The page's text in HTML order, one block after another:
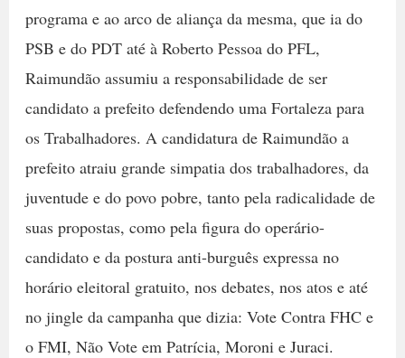
programa e ao arco de aliança da mesma, que ia do
PSB e do PDT até à Roberto Pessoa do PFL,
Raimundão assumiu a responsabilidade de ser
candidato a prefeito defendendo uma Fortaleza para
os Trabalhadores. A candidatura de Raimundão a
prefeito atraiu grande simpatia dos trabalhadores, da
juventude e do povo pobre, tanto pela radicalidade de
suas propostas, como pela figura do operário-
candidato e da postura anti-burguês expressa no
horário eleitoral gratuito, nos debates, nos atos e até
no jingle da campanha que dizia: Vote Contra FHC e
o FMI, Não Vote em Patrícia, Moroni e Juraci.